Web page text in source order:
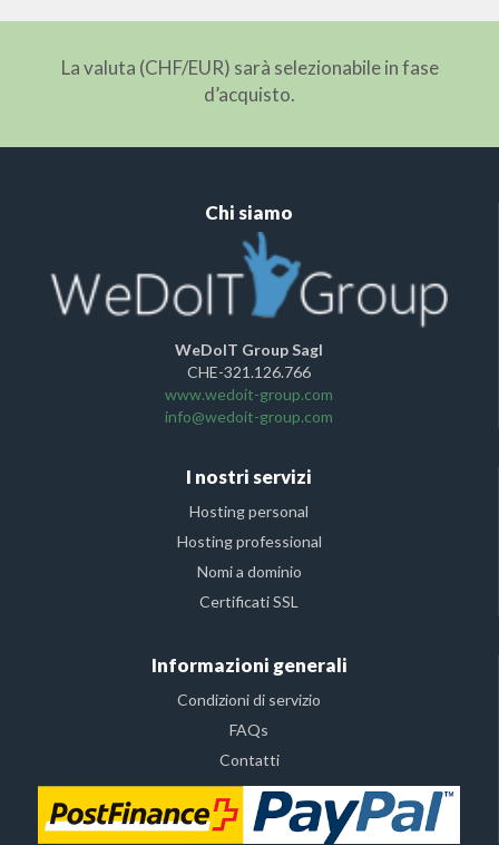
La valuta (CHF/EUR) sarà selezionabile in fase
d’acquisto.
Chi siamo
WeDoIT Group Sagl
CHE-321.126.766
www.wedoit-group.com
info@wedoit-group.com
I nostri servizi
Hosting personal
Hosting professional
Nomi a dominio
Certificati SSL
Informazioni generali
Condizioni di servizio
FAQs
Contatti